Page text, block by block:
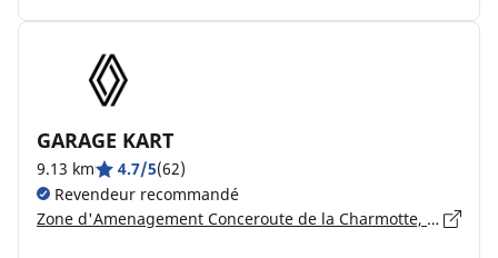
GARAGE KART
9.13 km 4.7/5(62)
Revendeur recommandé
Zone d'Amenagement Conceroute de la Charmotte, 90170 ANJOUTEY